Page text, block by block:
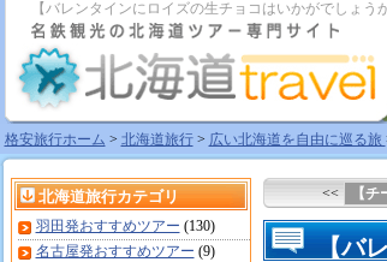
【バレンタインにロイズの生チョコはいかがでしょう
格安旅行ホーム > 北海道旅行> 広い北海道を自由に巡る旅
<< 【
【バ
北海道旅行カテゴリ
羽田発おすすめツアー (130)
名古屋発おすすめツアー (9)